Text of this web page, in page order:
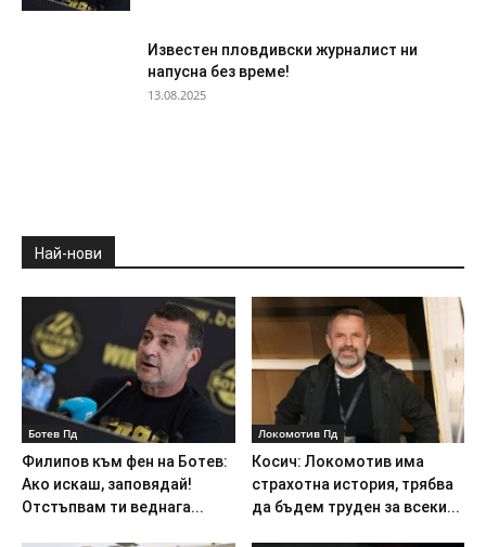
Известен пловдивски журналист ни
напусна без време!
13.08.2025
Най-нови
Ботев Пд
Филипов към фен на Ботев:
Ако искаш, заповядай!
Отстъпвам ти веднага...
Локомотив Пд
Косич: Локомотив има
страхотна история, трябва
да бъдем труден за всеки...